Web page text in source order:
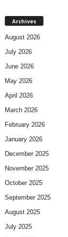
Archives
August 2026
July 2026
June 2026
May 2026
April 2026
March 2026
February 2026
January 2026
December 2025
November 2025
October 2025
September 2025
August 2025
July 2025